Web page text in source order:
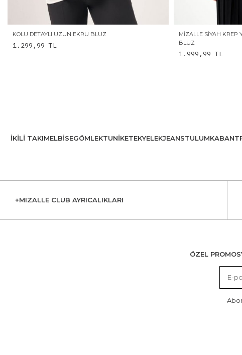
KOLU DETAYLI UZUN EKRU BLUZ
1.299,99 TL
MIZALLE SIYAH KREP
BLUZ
1.999,99 TL
İKILI TAKIMELBISEGÖMLEKTUNIKETEKYELEKJEANSTULUMKABAN
+MIZALLE CLUB AYRICALIKLARI
ÖZEL